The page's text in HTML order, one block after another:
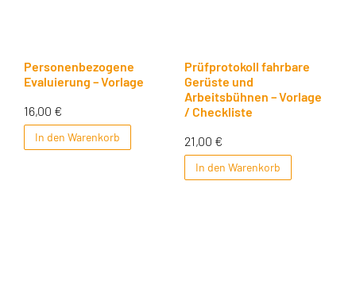
Personenbezogene
Evaluierung – Vorlage
16,00 €
In den Warenkorb
Prüfprotokoll fahrbare
Gerüste und
Arbeitsbühnen – Vorlage
/ Checkliste
21,00 €
In den Warenkorb